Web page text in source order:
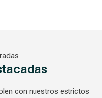
con nuestros estrictos